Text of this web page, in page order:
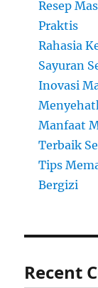
Resep
Praktis
Rahasia
Sayuran
Inovasi
Manfaat
Terbaik
Tips
Bergizi
Recent